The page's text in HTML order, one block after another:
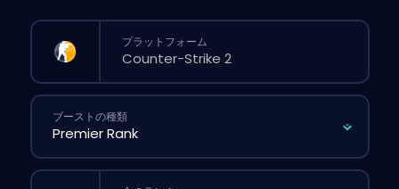
プラットフォーム
ブーストの種類